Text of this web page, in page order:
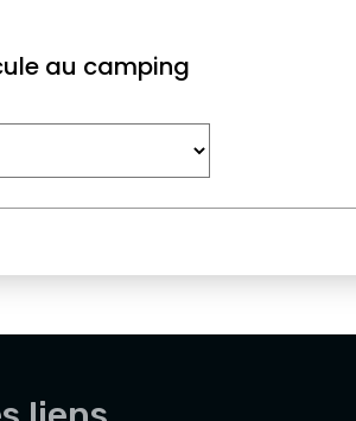
au camping